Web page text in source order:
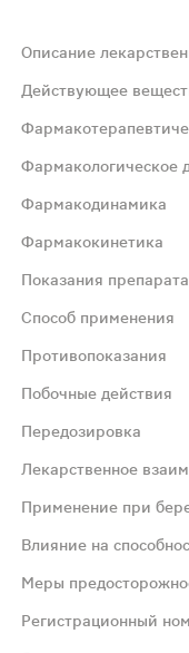
25%. Связь с
почек;
детский возраст
Описание
Действующее
Фармакологическое
Фармакодинамика
Фармакокинетика
Показания препарата
Способ применения
Противопоказания
Побочные действия
Передозировка
Лекарственное
Применение при
Влияние на
Меры
Регистрационный